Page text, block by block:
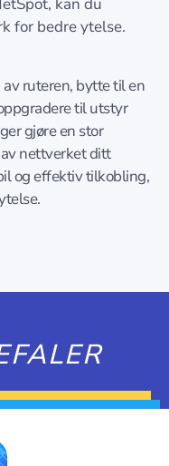
for bedre ytelse.
ruteren, bytte til en
til utstyr
gjøre en stor
nettverket ditt
og effektiv tilkobling,